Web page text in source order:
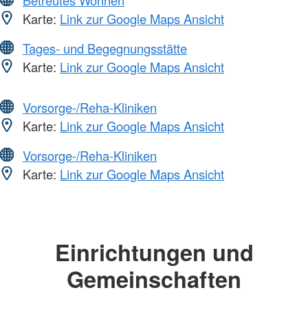
Karte: Link zur Google Maps Ansicht
Tages- und Begegnungsstätte
Karte: Link zur Google Maps Ansicht
Vorsorge-/Reha-Kliniken
Karte: Link zur Google Maps Ansicht
Vorsorge-/Reha-Kliniken
Karte: Link zur Google Maps Ansicht
Einrichtungen und
Gemeinschaften